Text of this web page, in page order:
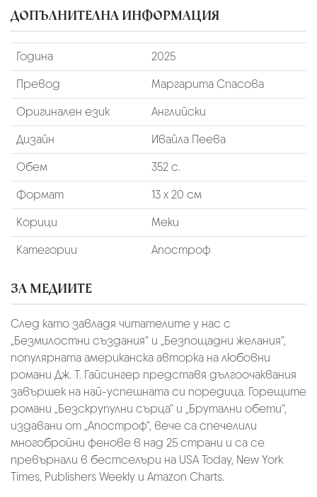
ДОПЪЛНИТЕЛНА ИНФОРМАЦИЯ
Година
2025
Превод
Маргарита Спасова
Оригинален език
Английски
Дизайн
Ивайла Пеева
Обем
352 с.
Формат
13 х 20 см
Корици
Меки
Категории
Апостроф
ЗА МЕДИИТЕ
След като завладя читателите у нас с
„Безмилостни създания“ и „Безпощадни желания“,
популярната американска авторка на любовни
романи Дж. Т. Гайсингер представя дългоочаквания
завършек на най-успешната си поредица. Горещите
романи „Безскрупулни сърца“ и „Брутални обети“,
издавани от „Апостроф“, вече са спечелили
многобройни фенове в над 25 страни и са се
превърнали в бестселъри на USA Today, New York
Times, Publishers Weekly и Amazon Charts.